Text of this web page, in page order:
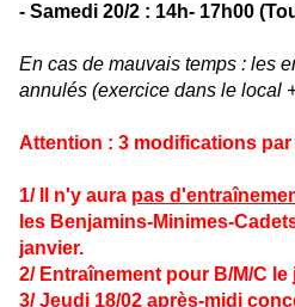
- Samedi 20/2 : 14h- 17h00 (
En cas de mauvais temps : les
annulés (exercice dans le local
Attention : 3 modifications
1/ Il n'y aura pas
les Benjamins-Minimes-
janvier.
2/ Entraînement pour B/M/C le
3/ Jeudi 18/02 après-midi